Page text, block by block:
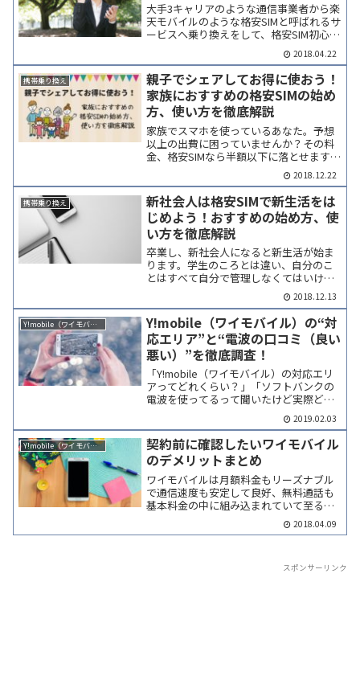
大手3キャリアのような通信事業者から楽
天モバイルのような格安SIMと呼ばれるサ
ービスへ乗り換えをして、格安SIM初心者
の方が挫折しやすいのがAPN設定という
「自分のSIMカードを端末で通信できるよ
うにするための初期設定」です。ここで
はそんな...
2018.04.22
携帯乗り換え
親子でシェアしてお得に使おう！
家族におすすめの格安SIMの始め
方、使い方を徹底解説
家族でスマホを使っているあなた。予想
以上の出費に困っていませんか？その料
金、格安SIMなら半額以下に落とせます
よ！やるべきことは単純で、データ容量
をシェアするだけです。3大キャリアにも
シェアプランがありますが、利用しても
請求金額がほとんど変...
2018.12.22
携帯乗り換え
新社会人は格安SIMで新生活をは
じめよう！おすすめの始め方、使
い方を徹底解説
卒業し、新社会人になると新生活が始ま
ります。学生のころとは違い、自分のこ
とはすべて自分で管理しなくてはいけま
せん。そのなかでも一番大切なのが「お
金」です。「お金」との付き合い方をキ
チンとしないと、新生活スタートから痛
い目をみることになります...
2018.12.13
Y!mobile（ワイモバイル）
Y!mobile（ワイモバイル）の“対
応エリア”と“電波の口コミ（良い
悪い）”を徹底調査！
「Y!mobile（ワイモバイル）の対応エリ
アってどれくらい？」「ソフトバンクの
電波を使ってるって聞いたけど実際ど
う？」今回はY!mobile（ワイモバイル）
の「対応エリア」と「電波の口コミ」を
徹底調査してまとめました。
Y!mobile（ワ...
2019.02.03
Y!mobile（ワイモバイル）
契約前に確認したいワイモバイル
のデメリットまとめ
ワイモバイルは月額料金もリーズナブル
で通信速度も安定して良好、無料通話も
基本料金の中に組み込まれていて至る所
がお得で良く話題に上がるワイモバイル
ですが「そうは言っても言わないだけで
2018.04.09
スポンサーリンク